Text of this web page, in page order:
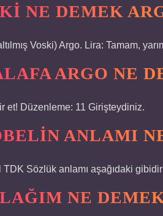
NE DEMEK
Voski) Argo. Lira: Tamam,
ARGO NE
et! Düzenleme: 11 Girişteydiniz.
ANLAMI
TDK Sözlük anlamı aşağıdaki
NE